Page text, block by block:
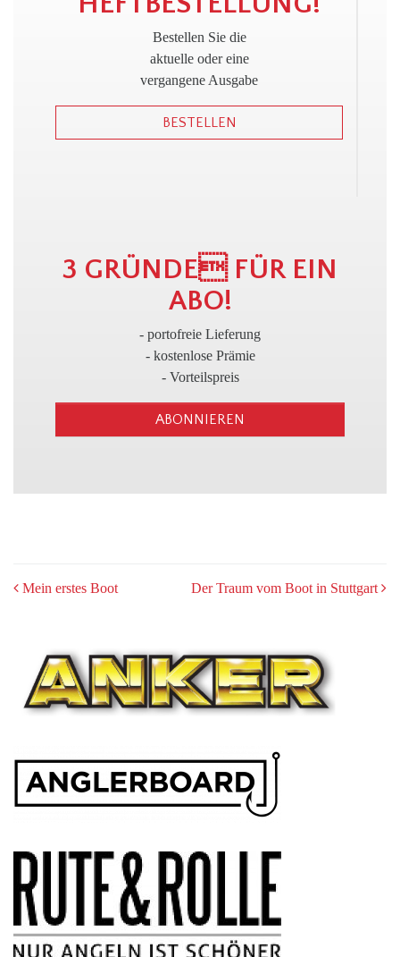
Bestellen Sie die
aktuelle oder eine
vergangene Ausgabe
BESTELLEN
3
3 GRÜNDE FÜR EIN
ABO!
- portofreie Lieferung
- kostenlose Prämie
- Vorteilspreis
ABONNIEREN
POST
Mein erstes Boot Der Traum vom Boot in Stuttgart